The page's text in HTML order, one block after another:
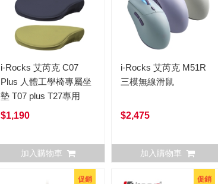
i-Rocks 艾芮克 C07
Plus 人體工學椅專屬坐
墊 T07 plus T27專用
$1,190
加入購物車
i-Rocks 艾芮克 M51R
三模無線滑鼠
$2,475
加入購物車
促銷 促銷